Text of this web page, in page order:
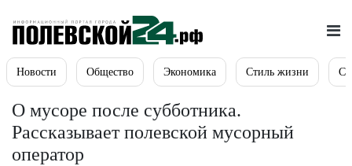
Новости Общество Экономика Стиль жизни
О мусоре после субботника.
Рассказывает полевской мусорный
оператор